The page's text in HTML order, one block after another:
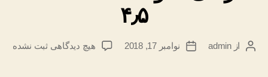
۴٫۵
نویسنده
ازadmin
تاریخنوامبر 17, 2018 هیچ دیدگاهیبرای
ثبت نشده